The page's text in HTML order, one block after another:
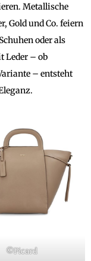
Metallische
Gold und Co. feiern
oder als
Leder – ob
– entsteht
©Picard